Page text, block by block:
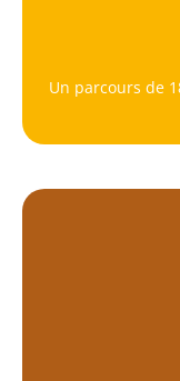
Un parcours de